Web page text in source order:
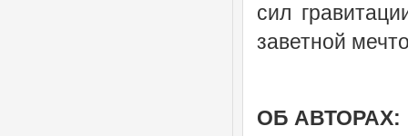
сил
заветной
ОБ АВТОРАХ: